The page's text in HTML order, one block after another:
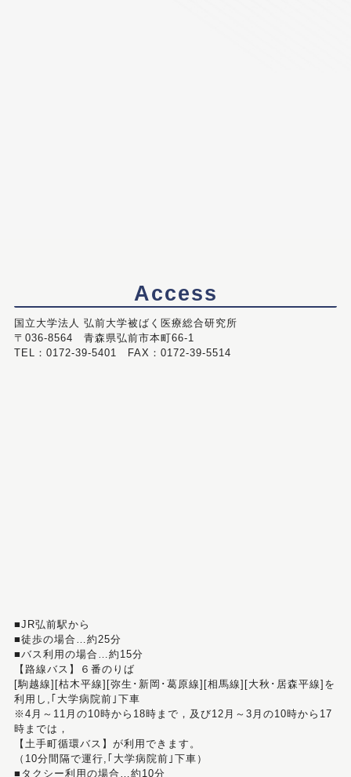
Access
国立大学法人 弘前大学被ばく医療総合研究所
〒036-8564 青森県弘前市本町66-1
TEL：0172-39-5401 FAX：0172-39-5514
■JR弘前駅から
■徒歩の場合…約25分
■バス利用の場合…約15分
【路線バス】６番のりば
[駒越線][枯木平線][弥生･新岡･葛原線][相馬線][大秋･居森平線]を
利用し,｢大学病院前｣下車
※4月～11月の10時から18時まで，及び12月～3月の10時から17
時までは，
【土手町循環バス】が利用できます。
（10分間隔で運行,｢大学病院前｣下車）
■タクシー利用の場合…約10分